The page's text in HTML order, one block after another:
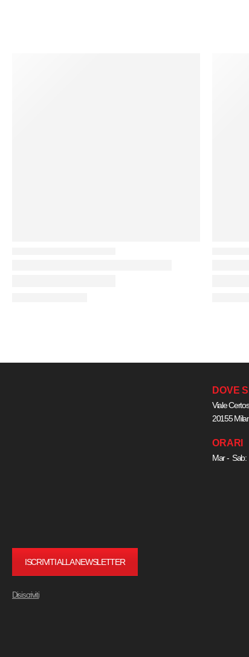
ISCRIVITI ALLA NEWSLETTER
Disiscriviti
DOVE
Viale
20155
ORARI
Mar -